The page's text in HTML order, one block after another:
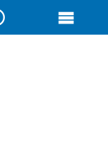
Menu